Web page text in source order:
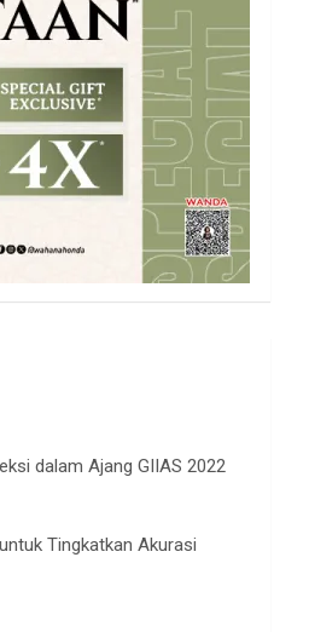
dalam Ajang GIIAS 2022
Tingkatkan Akurasi